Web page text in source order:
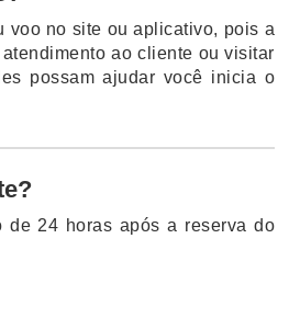
voo no site ou aplicativo, pois a
ao cliente ou visitar
possam ajudar você inicia o
de 24 horas após a reserva do